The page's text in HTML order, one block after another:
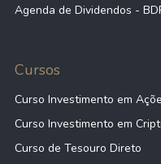
Agenda de Dividendos -
Cursos
Curso Investimento em
Curso Investimento em
Curso de Tesouro Direto